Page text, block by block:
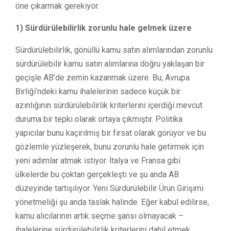
öne çıkarmak gerekiyor.
1) Sürdürülebilirlik zorunlu hale gelmek üzere
Sürdürülebilirlik, gönüllü kamu satın alımlarından zorunlu
sürdürülebilir kamu satın alımlarına doğru yaklaşan bir
geçişle AB’de zemin kazanmak üzere. Bu, Avrupa
Birliği’ndeki kamu ihalelerinin sadece küçük bir
azınlığının sürdürülebilirlik kriterlerini içerdiği mevcut
duruma bir tepki olarak ortaya çıkmıştır. Politika
yapıcılar bunu kaçırılmış bir fırsat olarak görüyor ve bu
gözlemle yüzleşerek, bunu zorunlu hale getirmek için
yeni adımlar atmak istiyor. İtalya ve Fransa gibi
ülkelerde bu çoktan gerçekleşti ve şu anda AB
düzeyinde tartışılıyor. Yeni Sürdürülebilir Ürün Girişimi
yönetmeliği şu anda taslak halinde. Eğer kabul edilirse,
kamu alıcılarının artık seçme şansı olmayacak –